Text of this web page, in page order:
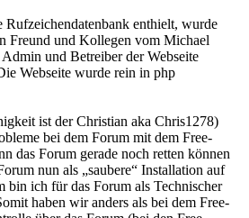
Rufzeichendatenbank enthielt, wurde
Freund und Kollegen vom Michael
und Betreiber der Webseite
Webseite wurde rein in php
ist der Christian aka Chris1278)
bei dem Forum mit dem Free-
das Forum gerade noch retten können
nun als „saubere“ Installation auf
bin ich für das Forum als Technischer
haben wir anders als bei dem Free-